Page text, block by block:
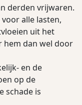
derden vrijwaren.
alle lasten,
uit het
hem dan wel door
en de
op de
schade is